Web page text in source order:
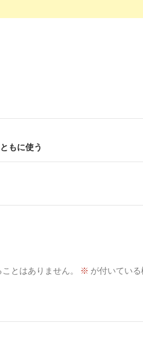
もに使う
とはありません。 ※ が付いてい